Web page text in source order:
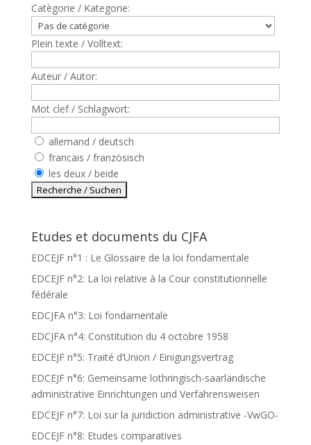
Catègorie / Kategorie:
Plein texte / Volltext:
Auteur / Autor:
Mot clef / Schlagwort:
allemand / deutsch
francais / französisch
les deux / beide
Etudes et documents du CJFA
EDCEJF n°1 : Le Glossaire de la loi fondamentale
EDCEJF n°2: La loi relative à la Cour constitutionnelle
fédérale
EDCJFA n°3: Loi fondamentale
EDCJFA n°4: Constitution du 4 octobre 1958
EDCEJF n°5: Traité d’Union / Einigungsvertrag
EDCEJF n°6: Gemeinsame lothringisch-saarländische
administrative Einrichtungen und Verfahrensweisen
EDCEJF n°7: Loi sur la juridiction administrative -VwGO-
EDCEJF n°8: Etudes comparatives